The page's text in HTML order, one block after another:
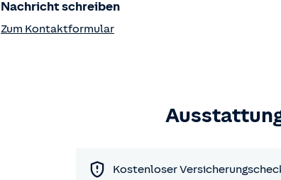
Nachricht schreiben
Zum Kontaktformular
Kostenloser